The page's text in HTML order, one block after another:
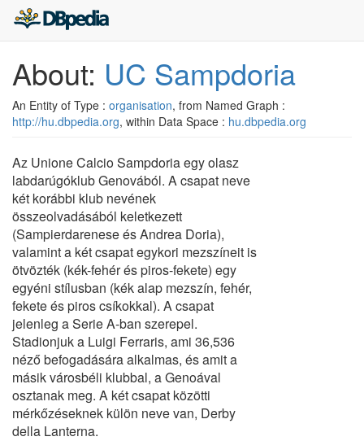
About: UC Sampdoria
An Entity of Type : organisation, from Named Graph :
http://hu.dbpedia.org, within Data Space : hu.dbpedia.org
Az Unione Calcio Sampdoria egy olasz
labdarúgóklub Genovából. A csapat neve
két korábbi klub nevének
összeolvadásából keletkezett
(Sampierdarenese és Andrea Doria),
valamint a két csapat egykori mezszíneit is
ötvözték (kék-fehér és piros-fekete) egy
egyéni stílusban (kék alap mezszín, fehér,
fekete és piros csíkokkal). A csapat
jelenleg a Serie A-ban szerepel.
Stadionjuk a Luigi Ferraris, ami 36,536
néző befogadására alkalmas, és amit a
másik városbéli klubbal, a Genoával
osztanak meg. A két csapat közötti
mérkőzéseknek külön neve van, Derby
della Lanterna.